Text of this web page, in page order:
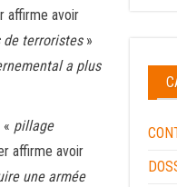
affirme avoir
terroristes»
a plus
pillage
affirme avoir
une armée